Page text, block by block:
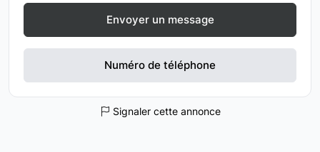
Envoyer un message
Numéro de téléphone
Signaler cette annonce